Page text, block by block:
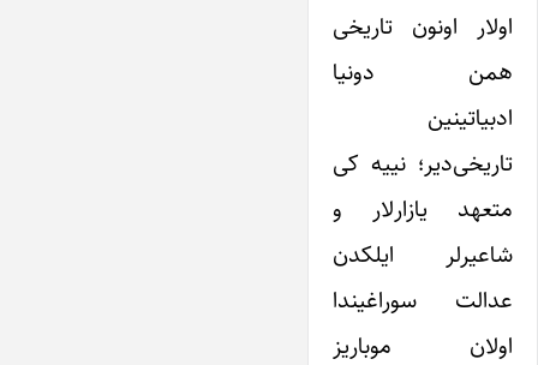
اولار اونون تاریخی
همن دونیا
ادبیاتینین
تاریخی‌دیر؛ نییه کی
متعهد یازارلار و
شاعیرلر ایلکدن
عدالت سوراغیندا
اولان موباریز